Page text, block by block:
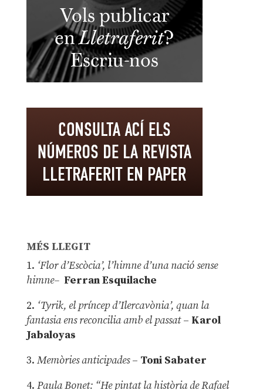
MÉS LLEGIT
1. ‘Flor d’Escòcia’, l’himne d’una nació sense
himne– Ferran Esquilache
2. ‘Tyrik, el príncep d’Ilercavònia’, quan la
fantasia ens reconcilia amb el passat– Karol
Jabaloyas
3. Memòries anticipades– Toni Sabater
4. Paula Bonet: “He pintat la història de Rafael